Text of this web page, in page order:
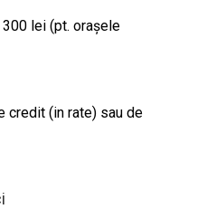
lei (pt. orașele
credit (in rate) sau de